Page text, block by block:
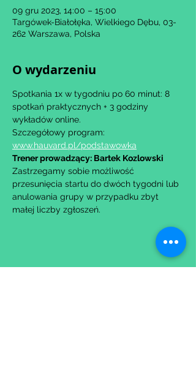
09 gru 2023, 14:00 – 15:00
Targówek-Białołęka, Wielkiego Dębu, 03-
262 Warszawa, Polska
O wydarzeniu
Spotkania 1x w tygodniu po 60 minut: 8
spotkań praktycznych + 3 godziny
wykładów online.
Szczegółowy program:
www.hauvard.pl/podstawowka
Trener prowadzący: Bartek Kozlowski
Zastrzegamy sobie możliwość
przesunięcia startu do dwóch tygodni lub
anulowania grupy w przypadku zbyt
małej liczby zgłoszeń.